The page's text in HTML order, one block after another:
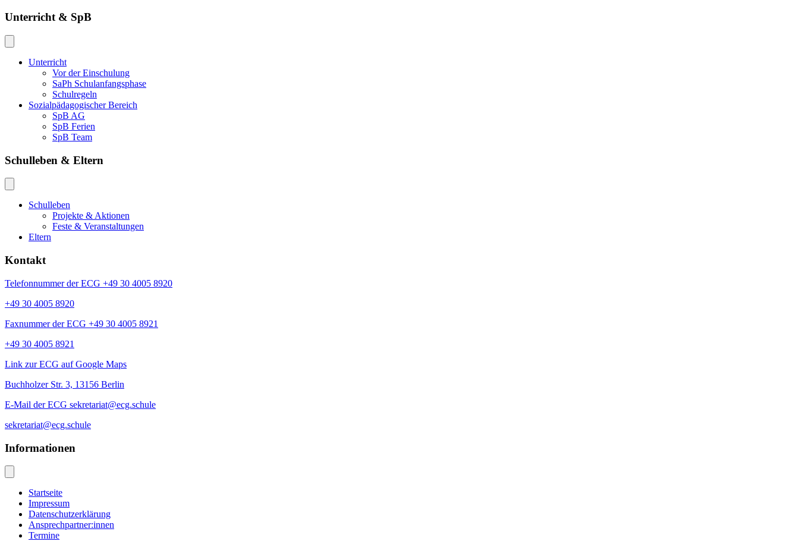
Unterricht & SpB
Unterricht
Vor der Einschulung
SaPh Schulanfangsphase
Schulregeln
Sozialpädagogischer Bereich
SpB AG
SpB Ferien
SpB Team
Schulleben & Eltern
Schulleben
Projekte & Aktionen
Feste & Veranstaltungen
Eltern
Kontakt
Telefonnummer der ECG +49 30 4005 8920
+49 30 4005 8920
Faxnummer der ECG +49 30 4005 8921
+49 30 4005 8921
Link zur ECG auf Google Maps
Buchholzer Str. 3, 13156 Berlin
E-Mail der ECG sekretariat@ecg.schule
sekretariat@ecg.schule
Informationen
Startseite
Impressum
Datenschutzerklärung
Ansprechpartner:innen
Termine